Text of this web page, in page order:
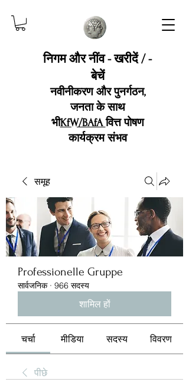
निगम और नींव - खरीदें / -
बेचें
नवीनीकरण और पुनर्गठन,
जनता के साथ
भीKfW/BAfAवित्त पोषण
कार्यक्रम संभव
समूह
Professionelle Gruppe
सार्वजनिक · 966 सदस्य
शामिल हों
चर्चा मीडिया सदस्य विवरण
पीछे